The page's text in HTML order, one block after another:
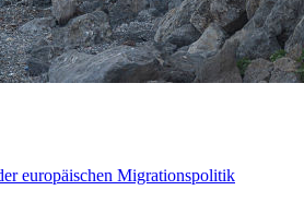
europäischen Migrationspolitik